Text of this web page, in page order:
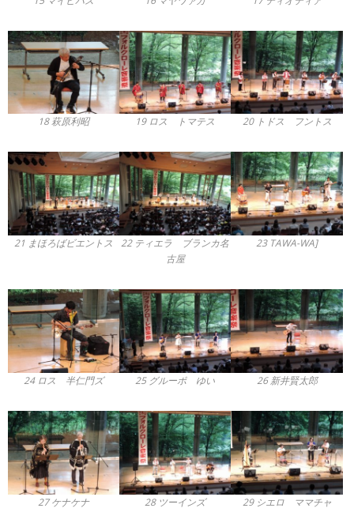
18 萩原利昭 19 ロス トマテス 20 トドス フントス
21 まほろばビエントス
22 ティエラ ブランカ名
古屋
23 TAWA-WA]
24 ロス 半仁門ズ 25 グルーポ ゆい 26 新井賢太郎
27 ケナケナ 28 ツーインズ 29 シエロ ママチャ